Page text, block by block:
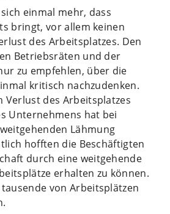
einmal mehr, dass
bringt, vor allem keinen
des Arbeitsplatzes. Den
Betriebsräten und der
zu empfehlen, über die
kritisch nachzudenken.
Verlust des Arbeitsplatzes
Unternehmens hat bei
Lähmung
hofften die Beschäftigten
durch eine weitgehende
erhalten zu können.
von Arbeitsplätzen